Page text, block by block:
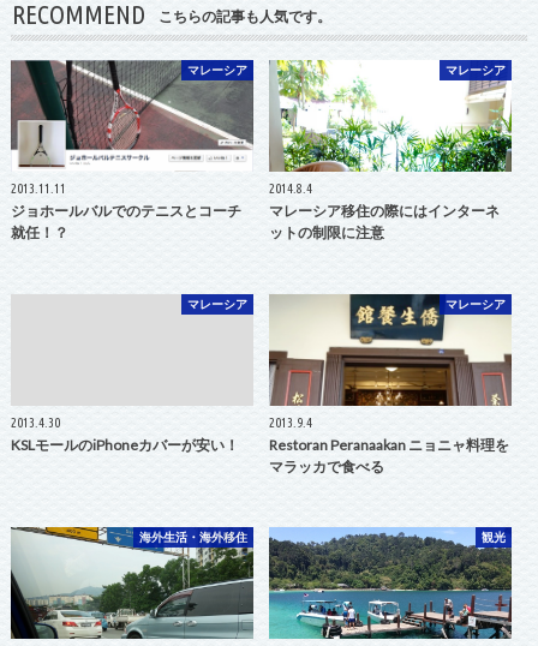
RECOMMEND こちらの記事も人気です。
マレーシア
2013.11.11
ジョホールバルでのテニスとコーチ
就任！？
マレーシア
2014.8.4
マレーシア移住の際にはインターネ
ットの制限に注意
マレーシア
2013.4.30
KSLモールのiPhoneカバーが安い！
マレーシア
2013.9.4
Restoran Peranaakan ニョニャ料理を
マラッカで食べる
海外生活・海外移住 観光